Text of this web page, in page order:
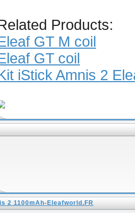
Products:
GT M coil
GT coil
iStick Amnis 2
2 1100mAh-Eleafworld.FR